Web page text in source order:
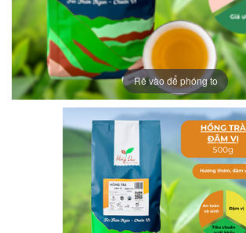
Rê vào để phóng to